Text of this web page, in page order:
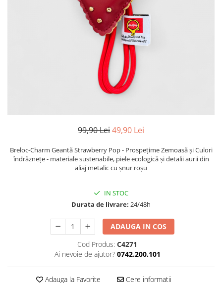
99,90 Lei49,90 Lei
Breloc-Charm Geantă Strawberry Pop - Prospețime Zemoasă și Culori
îndrăznețe - materiale sustenabile, piele ecologică și detalii aurii din
aliaj metalic cu șnur roșu
IN STOC
Durata de livrare: 24/48h
ADAUGA IN COS
Cod Produs: C4271
Ai nevoie de ajutor? 0742.200.101
Adauga la Favorite Cere informatii